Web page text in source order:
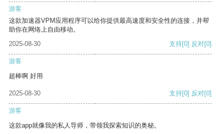
游客
这款加速器VPM应用程序可以给你提供最高速度和安全性的连接，并帮
助你在网络上自由移动。
2025-08-30
支持[0] 反对[0]
游客
超棒啊 好用
2025-08-30 支持[0] 反对[0]
游客
这款app就像我的私人导师，带领我探索知识的奥秘。